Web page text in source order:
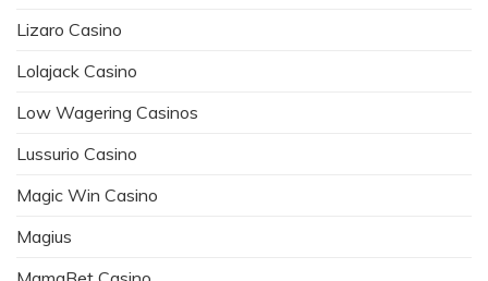
Lizaro Casino
Lolajack Casino
Low Wagering Casinos
Lussurio Casino
Magic Win Casino
Magius